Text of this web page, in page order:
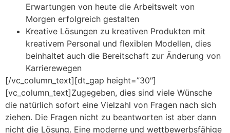
Erwartungen von heute die Arbeitswelt von
Morgen erfolgreich gestalten
Kreative Lösungen zu kreativen Produkten mit
kreativem Personal und flexiblen Modellen, dies
beinhaltet auch die Bereitschaft zur Änderung von
Karrierewegen
[/vc_column_text][dt_gap height=”30″]
[vc_column_text]Zugegeben, dies sind viele Wünsche
die natürlich sofort eine Vielzahl von Fragen nach sich
ziehen. Die Fragen nicht zu beantworten ist aber dann
nicht die Lösung. Eine moderne und wettbewerbsfähige